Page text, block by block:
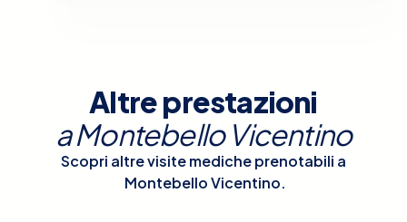
Altre prestazioni
aMontebello Vicentino
Scopri altre visite mediche prenotabili a
Montebello Vicentino.